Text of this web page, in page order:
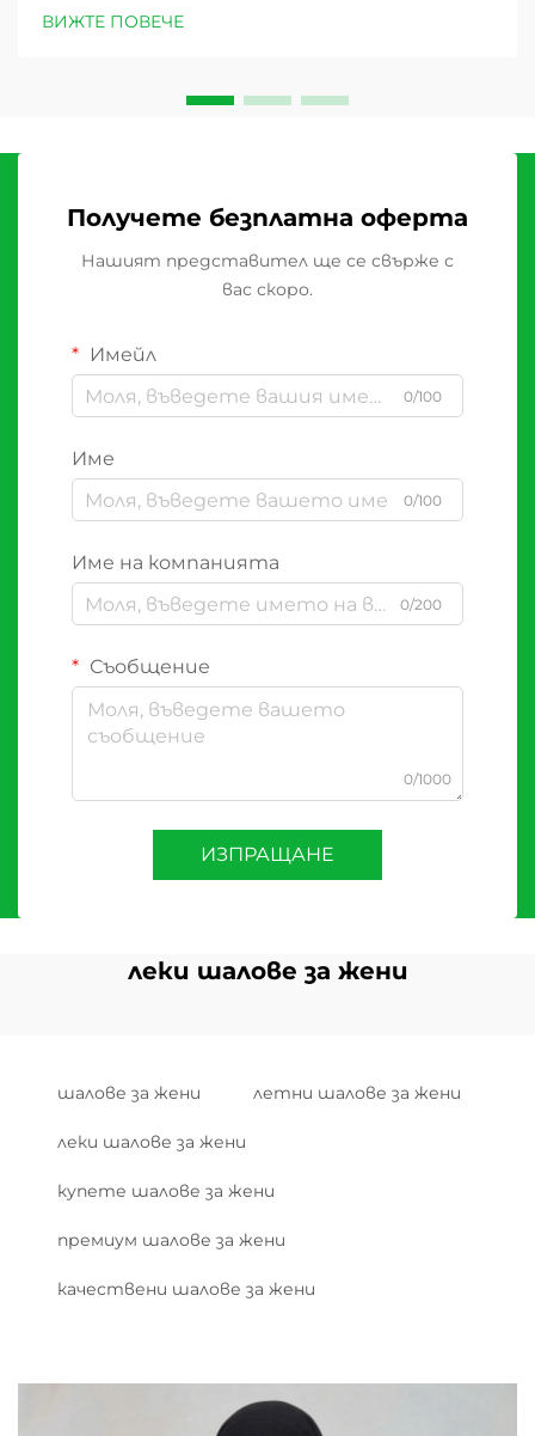
ВИЖТЕ ПОВЕЧЕ
Получете безплатна оферта
Нашият представител ще се свърже с
вас скоро.
Имейл
0/100
Име
0/100
Име на компанията
0/200
Съобщение
0/1000
ИЗПРАЩАНЕ
леки шалове за жени
шалове за жени летни шалове за жени
леки шалове за жени
купете шалове за жени
премиум шалове за жени
качествени шалове за жени